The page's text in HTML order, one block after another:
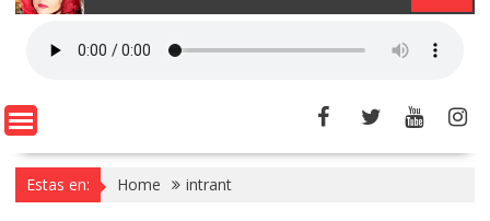
Estas en: Home intrant